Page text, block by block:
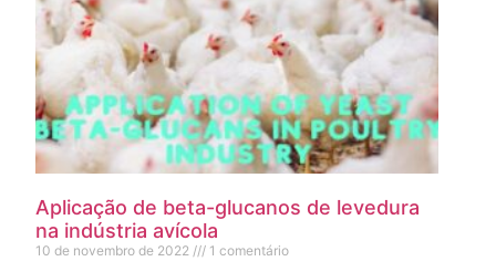
Aplicação de beta-glucanos de levedura
na indústria avícola
10 de novembro de 2022 1 comentário